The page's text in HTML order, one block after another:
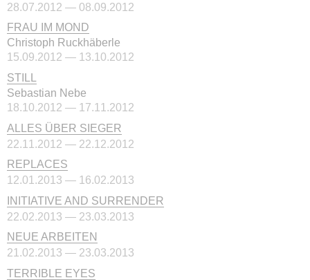
28.07.2012 — 08.09.2012
FRAU IM MOND
Christoph Ruckhäberle
15.09.2012 — 13.10.2012
STILL
Sebastian Nebe
18.10.2012 — 17.11.2012
ALLES ÜBER SIEGER
22.11.2012 — 22.12.2012
REPLACES
12.01.2013 — 16.02.2013
INITIATIVE AND SURRENDER
22.02.2013 — 23.03.2013
NEUE ARBEITEN
21.02.2013 — 23.03.2013
TERRIBLE EYES